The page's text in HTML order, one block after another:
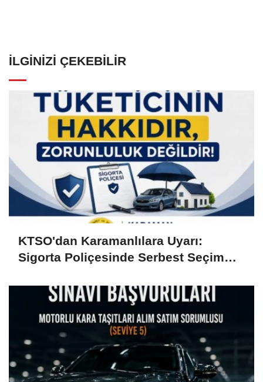
İLGINIZI ÇEKEBILIR
KTSO'dan Karamanlılara Uyarı:
Sigorta Poliçesinde Serbest Seçim